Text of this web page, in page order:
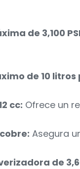
de 3,100
de 10 litros
cc: Ofrece un
Asegura
de